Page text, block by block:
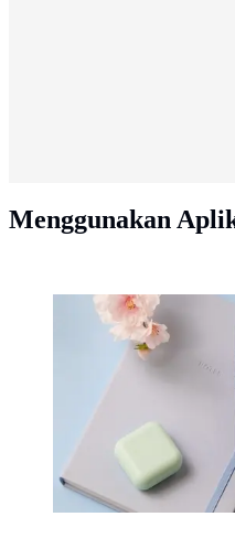
Menggunakan
Ilustrasi Mobile JKN